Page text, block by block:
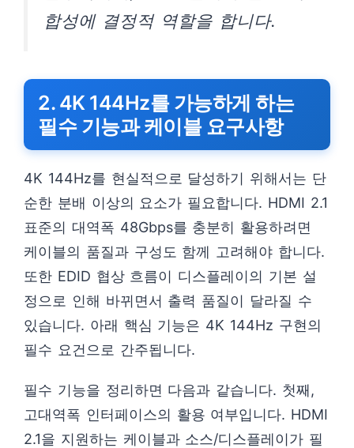
합성에 결정적 역할을 합니다.
2. 4K 144Hz를 가능하게 하는
필수 기능과 케이블 요구사항
4K 144Hz를 현실적으로 달성하기 위해서는 단
순한 분배 이상의 요소가 필요합니다. HDMI 2.1
표준의 대역폭 48Gbps를 충분히 활용하려면
케이블의 품질과 구성도 함께 고려해야 합니다.
또한 EDID 협상 흐름이 디스플레이의 기본 설
정으로 인해 바뀌면서 출력 품질이 달라질 수
있습니다. 아래 핵심 기능은 4K 144Hz 구현의
필수 요건으로 간주됩니다.
필수 기능을 정리하면 다음과 같습니다. 첫째,
고대역폭 인터페이스의 활용 여부입니다. HDMI
2.1을 지원하는 케이블과 소스/디스플레이가 필